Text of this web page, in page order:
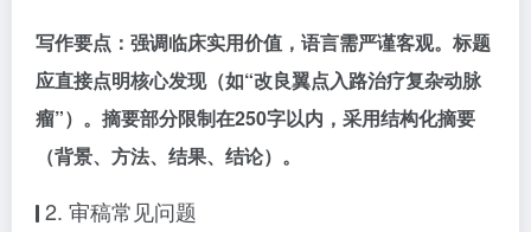
写作要点： 强调临床实用价值，语言需严谨客观。标题
应直接点明核心发现（如“改良翼点入路治疗复杂动脉
瘤”）。摘要部分限制在250字以内，采用结构化摘要
（背景、方法、结果、结论）。
2. 审稿常见问题